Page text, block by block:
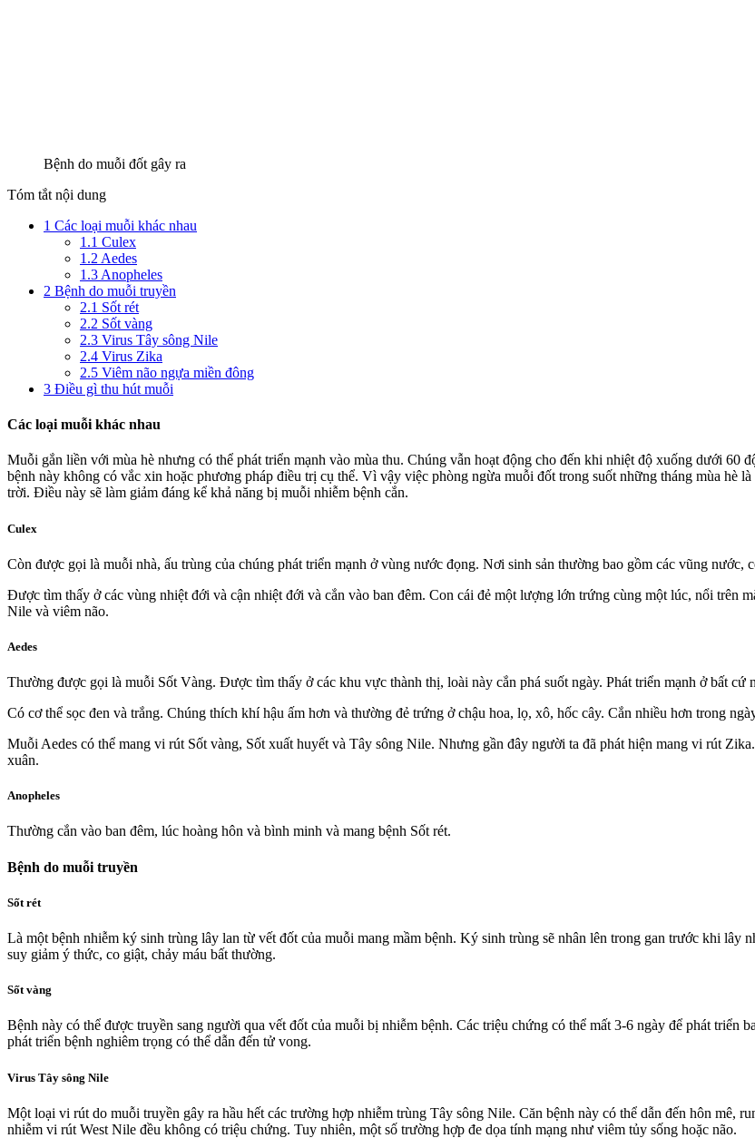
Bệnh do muỗi đốt gây ra
Tóm tắt nội dung
1 Các loại muỗi khác nhau
1.1 Culex
1.2 Aedes
1.3 Anopheles
2 Bệnh do muỗi truyền
2.1 Sốt rét
2.2 Sốt vàng
2.3 Virus Tây sông Nile
2.4 Virus Zika
2.5 Viêm não ngựa miền đông
3 Điều gì thu hút muỗi
Các loại muỗi khác nhau
Muỗi gắn liền với mùa hè nhưng có thể phát triển mạnh vào mùa thu. Chúng vẫn hoạt động cho đến khi nhiệt độ xuống dưới
bệnh này không có vắc xin hoặc phương pháp điều trị cụ thể. Vì vậy việc phòng ngừa muỗi đốt trong suốt những tháng mùa hè
trời. Điều này sẽ làm giảm đáng kể khả năng bị muỗi nhiễm bệnh cắn.
Culex
Còn được gọi là muỗi nhà, ấu trùng của chúng phát triển mạnh ở vùng nước đọng. Nơi sinh sản thường bao gồm các vũng nước,
Được tìm thấy ở các vùng nhiệt đới và cận nhiệt đới và cắn vào ban đêm. Con cái đẻ một lượng lớn trứng cùng một lúc, nổi trên
Nile và viêm não.
Aedes
Thường được gọi là muỗi Sốt Vàng. Được tìm thấy ở các khu vực thành thị, loài này cắn phá suốt ngày. Phát triển mạnh ở bất cứ
Có cơ thể sọc đen và trắng. Chúng thích khí hậu ấm hơn và thường đẻ trứng ở chậu hoa, lọ, xô, hốc cây. Cắn nhiều hơn trong
Muỗi Aedes có thể mang vi rút Sốt vàng, Sốt xuất huyết và Tây sông Nile. Nhưng gần đây người ta đã phát hiện mang vi rút
xuân.
Anopheles
Thường cắn vào ban đêm, lúc hoàng hôn và bình minh và mang bệnh Sốt rét.
Bệnh do muỗi truyền
Sốt rét
Là một bệnh nhiễm ký sinh trùng lây lan từ vết đốt của muỗi mang mầm bệnh. Ký sinh trùng sẽ nhân lên trong gan trước khi lây
suy giảm ý thức, co giật, chảy máu bất thường.
Sốt vàng
Bệnh này có thể được truyền sang người qua vết đốt của muỗi bị nhiễm bệnh. Các triệu chứng có thể mất 3-6 ngày để phát triển
phát triển bệnh nghiêm trọng có thể dẫn đến tử vong.
Virus Tây sông Nile
Một loại vi rút do muỗi truyền gây ra hầu hết các trường hợp nhiễm trùng Tây sông Nile. Căn bệnh này có thể dẫn đến hôn mê,
nhiễm vi rút West Nile đều không có triệu chứng. Tuy nhiên, một số trường hợp đe dọa tính mạng như viêm tủy sống hoặc não.